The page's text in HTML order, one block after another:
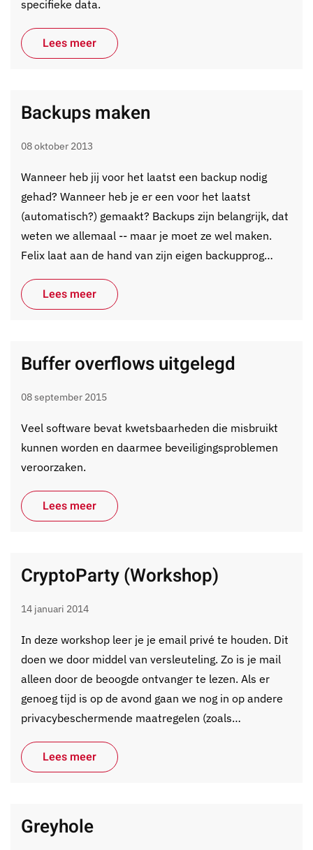
specifieke data.
Lees meer
Backups maken
08 oktober 2013
Wanneer heb jij voor het laatst een backup nodig
gehad? Wanneer heb je er een voor het laatst
(automatisch?) gemaakt? Backups zijn belangrijk, dat
weten we allemaal -- maar je moet ze wel maken.
Felix laat aan de hand van zijn eigen backupprog…
Lees meer
Buffer overflows uitgelegd
08 september 2015
Veel software bevat kwetsbaarheden die misbruikt
kunnen worden en daarmee beveiligingsproblemen
veroorzaken.
Lees meer
CryptoParty (Workshop)
14 januari 2014
In deze workshop leer je je email privé te houden. Dit
doen we door middel van versleuteling. Zo is je mail
alleen door de beoogde ontvanger te lezen. Als er
genoeg tijd is op de avond gaan we nog in op andere
privacybeschermende maatregelen (zoals…
Lees meer
Greyhole